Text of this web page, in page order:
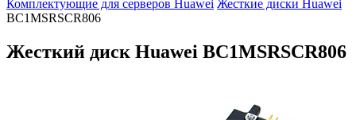
Комплектующие для серверов Huawei Жесткие диски Huawei
BC1MSRSCR806
Жесткий диск Huawei BC1MSRSCR806